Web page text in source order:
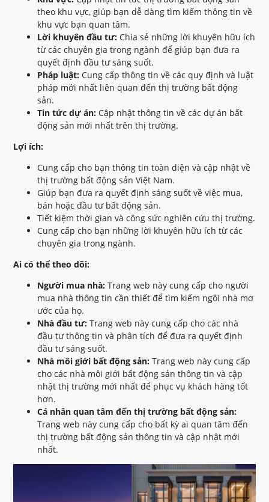
theo khu vực, giúp bạn dễ dàng tìm kiếm thông tin về
khu vực bạn quan tâm.
Lời khuyên đầu tư: Chia sẻ những lời khuyên hữu ích
từ các chuyên gia trong ngành để giúp bạn đưa ra
quyết định đầu tư sáng suốt.
Pháp luật: Cung cấp thông tin về các quy định và luật
pháp mới nhất liên quan đến thị trường bất động
sản.
Tin tức dự án: Cập nhật thông tin về các dự án bất
động sản mới nhất trên thị trường.
Lợi ích:
Cung cấp cho bạn thông tin toàn diện và cập nhật về
thị trường bất động sản Việt Nam.
Giúp bạn đưa ra quyết định sáng suốt về việc mua,
bán hoặc đầu tư bất động sản.
Tiết kiệm thời gian và công sức nghiên cứu thị trường.
Cung cấp cho bạn những lời khuyên hữu ích từ các
chuyên gia trong ngành.
Ai có thể theo dõi:
Người mua nhà: Trang web này cung cấp cho người
mua nhà thông tin cần thiết để tìm kiếm ngôi nhà mơ
ước của họ.
Nhà đầu tư: Trang web này cung cấp cho các nhà
đầu tư thông tin và phân tích để đưa ra quyết định
đầu tư sáng suốt.
Nhà môi giới bất động sản: Trang web này cung cấp
cho các nhà môi giới bất động sản thông tin và cập
nhật thị trường mới nhất để phục vụ khách hàng tốt
hơn.
Cá nhân quan tâm đến thị trường bất động sản:
Trang web này cung cấp cho bất kỳ ai quan tâm đến
thị trường bất động sản thông tin và cập nhật mới
nhất.